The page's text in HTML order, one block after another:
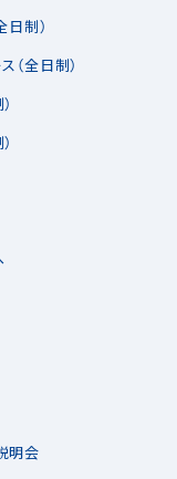
制）
全日制）
明会